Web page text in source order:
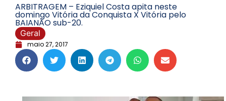
ARBITRAGEM – Eziquiel Costa apita neste
domingo Vitória da Conquista X Vitória pelo
BAIANÃO sub-20.
Geral
maio 27, 2017